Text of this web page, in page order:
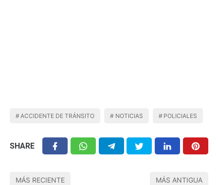
ACCIDENTE DE TRÁNSITO NOTICIAS POLICIALES
SHARE
MÁS RECIENTE MÁS ANTIGUA